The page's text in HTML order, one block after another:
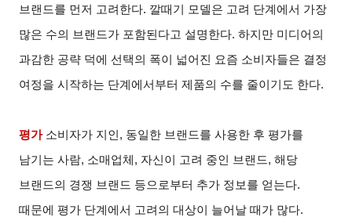
브랜드를 먼저 고려한다. 깔때기 모델은 고려 단계에서 가장
많은 수의 브랜드가 포함된다고 설명한다. 하지만 미디어의
과감한 공략 덕에 선택의 폭이 넓어진 요즘 소비자들은 결정
여정을 시작하는 단계에서부터 제품의 수를 줄이기도 한다.
평가소비자가 지인, 동일한 브랜드를 사용한 후 평가를
남기는 사람, 소매업체, 자신이 고려 중인 브랜드, 해당
브랜드의 경쟁 브랜드 등으로부터 추가 정보를 얻는다.
때문에 평가 단계에서 고려의 대상이 늘어날 때가 많다.